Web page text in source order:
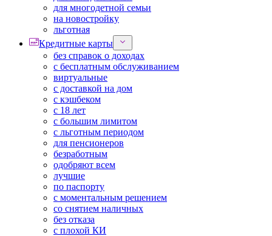
для многодетной семьи
на новостройку
льготная
Кредитные карты
без справок о доходах
с бесплатным обслуживанием
виртуальные
с доставкой на дом
с кэшбеком
с 18 лет
с большим лимитом
с льготным периодом
для пенсионеров
безработным
одобряют всем
лучшие
по паспорту
с моментальным решением
со снятием наличных
без отказа
с плохой КИ